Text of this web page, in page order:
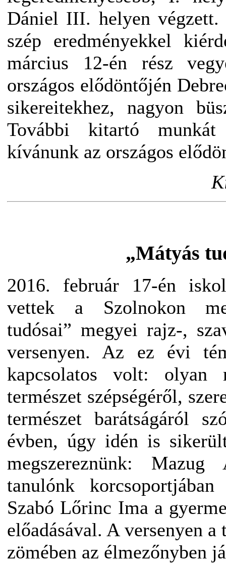
Dániel III. helyen végzett.
szép eredményekkel
március 12-én rész
országos elődöntőjén
sikereitekhez, nagyon
További kitartó
kívánunk az országos
„Mátyás
2016. február 17-én
vettek a Szolnokon
tudósai” megyei rajz-,
versenyen. Az ez évi
kapcsolatos volt: olyan
természet szépségéről,
természet barátságáról
évben, úgy idén is
megszereznünk:
tanulónk
Szabó Lőrinc Ima a
előadásával. A versenyen
zömében az élmezőnyben